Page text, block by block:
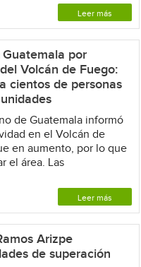
Leer más
por
Volcán de Fuego:
cientos de personas
de Guatemala informó
en el Volcán de
en aumento, por lo que
el área. Las
Leer más
Arizpe
de superación